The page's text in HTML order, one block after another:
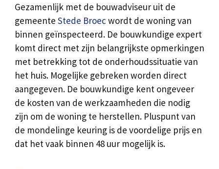
Gezamenlijk met de bouwadviseur uit de
gemeente Stede Broecwordt de woning van
binnen geïnspecteerd. De bouwkundige expert
komt direct met zijn belangrijkste opmerkingen
met betrekking tot de onderhoudssituatie van
het huis. Mogelijke gebreken worden direct
aangegeven. De bouwkundige kent ongeveer
de kosten van de werkzaamheden die nodig
zijn om de woning te herstellen. Pluspunt van
de mondelinge keuring is de voordelige prijs en
dat het vaak binnen 48 uur mogelijk is.